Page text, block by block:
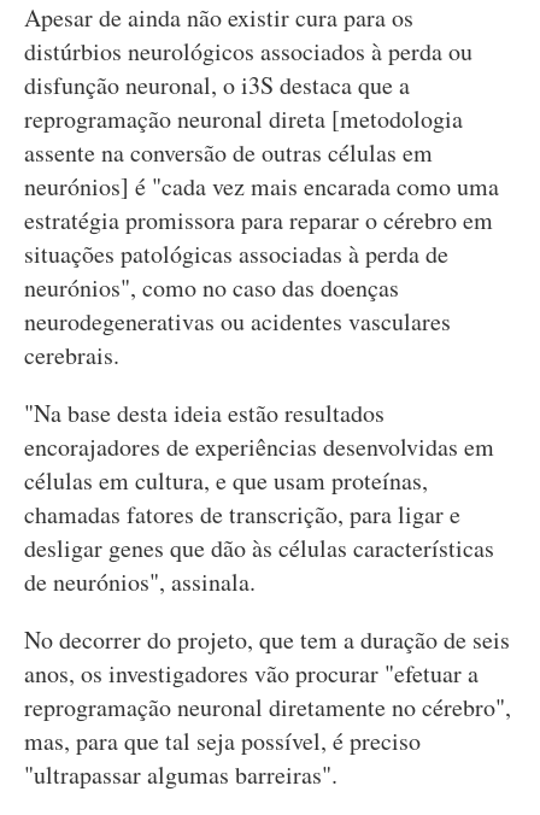
Apesar de ainda não existir cura para os
distúrbios neurológicos associados à perda ou
disfunção neuronal, o i3S destaca que a
reprogramação neuronal direta [metodologia
assente na conversão de outras células em
neurónios] é "cada vez mais encarada como uma
estratégia promissora para reparar o cérebro em
situações patológicas associadas à perda de
neurónios", como no caso das doenças
neurodegenerativas ou acidentes vasculares
cerebrais.
"Na base desta ideia estão resultados
encorajadores de experiências desenvolvidas em
células em cultura, e que usam proteínas,
chamadas fatores de transcrição, para ligar e
desligar genes que dão às células características
de neurónios", assinala.
No decorrer do projeto, que tem a duração de seis
anos, os investigadores vão procurar "efetuar a
reprogramação neuronal diretamente no cérebro",
mas, para que tal seja possível, é preciso
"ultrapassar algumas barreiras".